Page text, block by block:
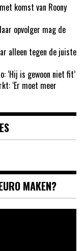
komst van Roony
opvolger mag de
alleen tegen de juiste
‘Hij is gewoon niet fit’
‘Er moet meer
MAKEN?